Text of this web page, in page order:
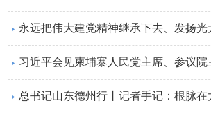
永远把伟大建党精神继承下去、发扬
习近平会见柬埔寨人民党主席、参议院
总书记山东德州行丨记者手记：根脉